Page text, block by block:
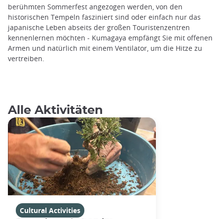
berühmten Sommerfest angezogen werden, von den
historischen Tempeln fasziniert sind oder einfach nur das
japanische Leben abseits der großen Touristenzentren
kennenlernen möchten - Kumagaya empfängt Sie mit offenen
Armen und natürlich mit einem Ventilator, um die Hitze zu
vertreiben.
Alle Aktivitäten
Cultural Activities